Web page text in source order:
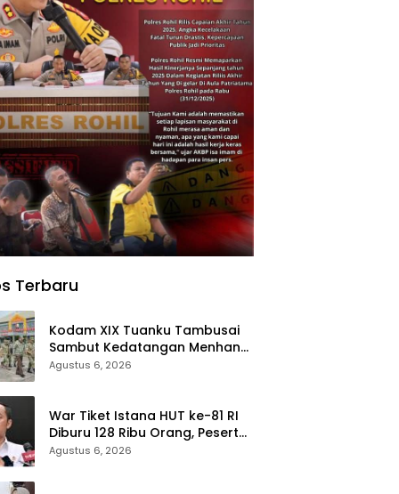
Terbaru
Kodam XIX Tuanku Tambusai
Sambut Kedatangan Menhan
RI, Tinjau Penguatan Yonif TP di
Agustus 6, 2026
War Tiket Istana HUT ke-81 RI
Diburu 128 Ribu Orang, Peserta
dari 36 Provinsi dan 14 Negara
Agustus 6, 2026